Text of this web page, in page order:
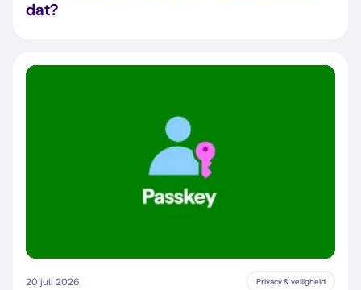
dat?
20 juli 2026 Privacy & veiligheid